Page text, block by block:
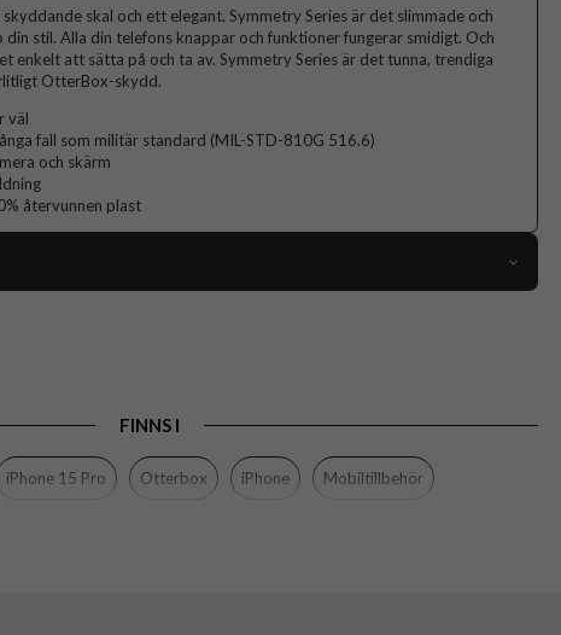
skal och ett elegant. Symmetry Series är det slimmade och
stil. Alla din telefons knappar och funktioner fungerar smidigt. Och
enkelt att sätta på och ta av. Symmetry Series är det tunna, trendiga
OtterBox-skydd.
väl
fall som militär standard (MIL-STD-810G 516.6)
och skärm
återvunnen plast
Trådlös laddning-kompatibel
FINNS I
iPhone 15 Pro Otterbox iPhone Mobiltillbehör